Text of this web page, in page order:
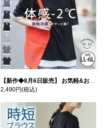
【新作◆8月6日販売】 お気軽&お手軽 選べるデザイン 接触冷感 レイヤード風 コットン トップス | 大きいサイズの通販ならハッピーマリリン
2,490円(税込)